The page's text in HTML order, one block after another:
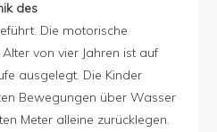
des
Die motorische
von vier Jahren ist auf
ausgelegt. Die Kinder
Bewegungen über Wasser
Meter alleine zurücklegen.